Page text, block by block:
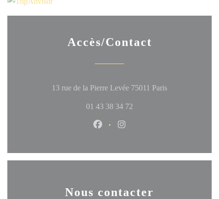
Accès/Contact
13 rue de la Pierre Levée 75011 Paris((ouvre une
01 43 38 34 72
Facebook ((ouvre une nouvelle
Nous contacter